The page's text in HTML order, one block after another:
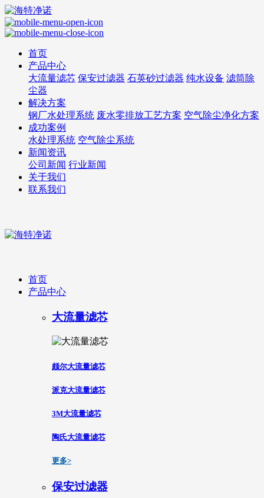
首页
产品中心
大流量滤芯 保安过滤器 石英砂过滤器 纯水设备 滤筒除
尘器
解决方案
钢厂水处理系统 废水零排放工艺方案 空气除尘净化方案
成功案例
水处理系统 空气除尘系统
新闻资讯
公司新闻 行业新闻
关于我们
联系我们
首页
产品中心
大流量滤芯
颇尔大流量滤芯
派克大流量滤芯
3M大流量滤芯
陶氏大流量滤芯
更多>
保安过滤器